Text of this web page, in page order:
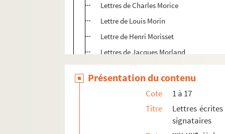
Lettres de Charles Morice
Lettre de Louis Morin
Lettre de Henri Morisset
Lettres de Jacques Morland
Lettres de Pierre Mortier
Lettre de Pierre Mot
Lettres de Charles Motteau
Lettres de Justinien Moulat
Présentation du contenu
Cote
1 à 17
Titre
Lettres
signataires